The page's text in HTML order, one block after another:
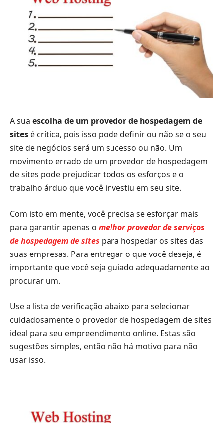
A sua escolha de um provedor de hospedagem de
sites é crítica, pois isso pode definir ou não se o seu
site de negócios será um sucesso ou não. Um
movimento errado de um provedor de hospedagem
de sites pode prejudicar todos os esforços e o
trabalho árduo que você investiu em seu site.
Com isto em mente, você precisa se esforçar mais
para garantir apenas o melhor provedor de serviços
de hospedagem de sites para hospedar os sites das
suas empresas. Para entregar o que você deseja, é
importante que você seja guiado adequadamente ao
procurar um.
Use a lista de verificação abaixo para selecionar
cuidadosamente o provedor de hospedagem de sites
ideal para seu empreendimento online. Estas são
sugestões simples, então não há motivo para não
usar isso.